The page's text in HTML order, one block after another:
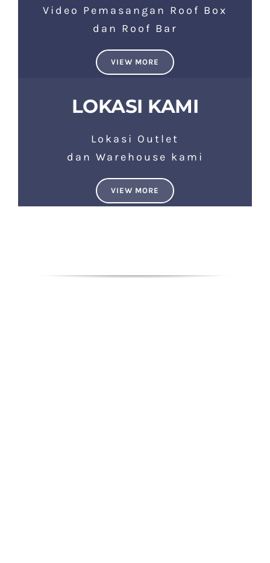
Video Pemasangan Roof Box
dan Roof Bar
VIEW MORE
LOKASI KAMI
Lokasi Outlet
dan Warehouse kami
VIEW MORE